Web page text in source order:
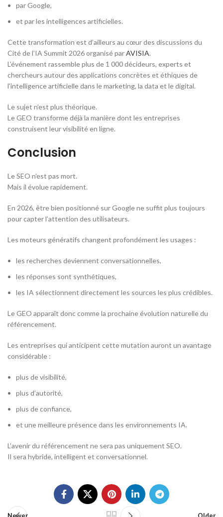
par Google,
et par les intelligences artificielles.
Cette transformation est d’ailleurs au cœur des discussions du
Cité de l’IA Summit 2026 organisé parAVISIA.
L’événement rassemble plus de 1 000 décideurs, experts et
chercheurs autour des applications concrètes et éthiques de
l’intelligence artificielle dans le marketing, la data et le digital.
Le sujet n’est plus théorique.
Le GEO transforme déjà la manière dont les entreprises
construisent leur visibilité en ligne.
Conclusion
Le SEO n’est pas mort.
Mais il évolue rapidement.
En 2026, être bien positionné sur Google ne suffit plus toujours
pour capter l’attention des utilisateurs.
Les moteurs génératifs changent profondément les usages :
les recherches deviennent conversationnelles,
les réponses sont synthétiques,
les IA sélectionnent directement les sources les plus crédibles.
Le GEO apparaît donc comme la prochaine évolution naturelle du
référencement.
Les entreprises qui anticipent cette mutation auront un avantage
considérable :
plus de visibilité,
plus d’autorité,
plus de confiance,
et une meilleure présence dans les environnements IA.
L’avenir du référencement ne sera pas uniquement SEO.
Il sera hybride, intelligent et conversationnel.